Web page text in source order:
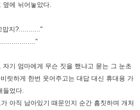
에 뉘어놓았다.
맙지?..........."
자기 엄마에게 무슨 짓을 했냐고 묻는 그 눈초
릿하게 한번 웃어주고는 대답 대신 휴대용 가
었다.
아직 남아있기 때문인지 순간 흠칫하며 개처